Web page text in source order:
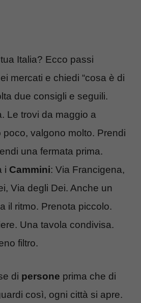
Italia? Ecco passi
mercati e chiedi “cosa è di
due consigli e seguili.
Le trovi da maggio a
poco, valgono molto. Prendi
una fermata prima.
i Cammini: Via Francigena,
Via degli Dei. Anche un
il ritmo. Prenota piccolo.
Una tavola condivisa.
filtro.
di persone prima che di
così, ogni città si apre.